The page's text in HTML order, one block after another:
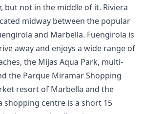
but not in the middle of it. Riviera
midway between the popular
and Marbella. Fuengirola is
away and enjoys a wide range of
the Mijas Aqua Park, multi-
‌the ‌Parque ‌Miramar ‌Shopping
resort ‌of ‌Marbella ‌and the
‌shopping ‌centre is ‌a short 15